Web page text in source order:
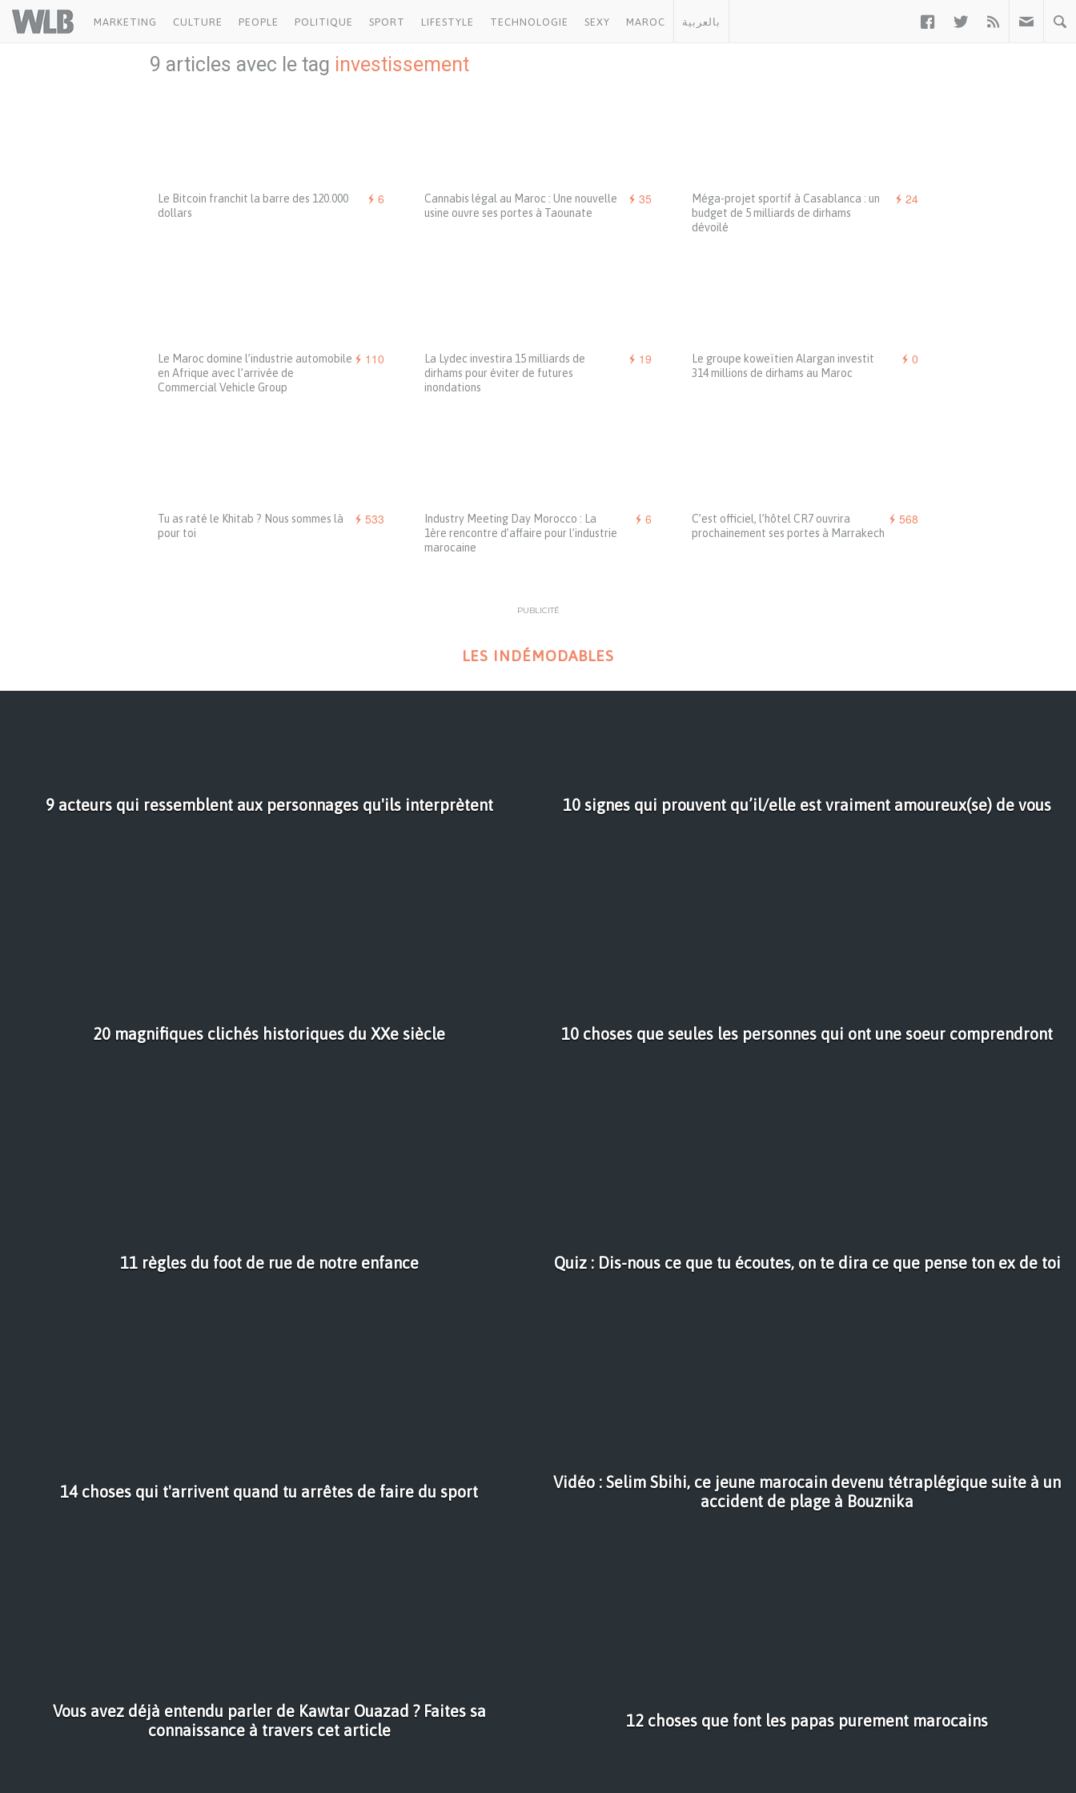
Welovebuzz
MARKETING CULTURE PEOPLE POLITIQUE SPORT LIFESTYLE TECHNOLOGIE SEXY MAROC بالعربية   
9 articles avec le tag investissement
6
Le Bitcoin franchit la barre des 120.000
dollars
35
Cannabis légal au Maroc : Une nouvelle
usine ouvre ses portes à Taounate
24
Méga-projet sportif à Casablanca : un
budget de 5 milliards de dirhams
dévoilé
110
Le Maroc domine l’industrie automobile
en Afrique avec l’arrivée de
Commercial Vehicle Group
19
La Lydec investira 15 milliards de
dirhams pour éviter de futures
inondations
0
Le groupe koweïtien Alargan investit
314 millions de dirhams au Maroc
533
Tu as raté le Khitab ? Nous sommes là
pour toi
6
Industry Meeting Day Morocco : La
1ère rencontre d’affaire pour l’industrie
marocaine
568
C’est officiel, l’hôtel CR7 ouvrira
prochainement ses portes à Marrakech
PUBLICITÉ
LES INDÉMODABLES
9 acteurs qui ressemblent aux personnages qu'ils interprètent 10 signes qui prouvent qu’il/elle est vraiment amoureux(se) de vous
20 magnifiques clichés historiques du XXe siècle 10 choses que seules les personnes qui ont une soeur comprendront
11 règles du foot de rue de notre enfance Quiz : Dis-nous ce que tu écoutes, on te dira ce que pense ton ex de toi
14 choses qui t'arrivent quand tu arrêtes de faire du sport
Vidéo : Selim Sbihi, ce jeune marocain devenu tétraplégique suite à un
accident de plage à Bouznika
Vous avez déjà entendu parler de Kawtar Ouazad ? Faites sa
connaissance à travers cet article
12 choses que font les papas purement marocains